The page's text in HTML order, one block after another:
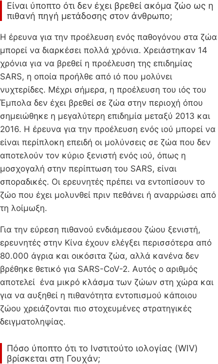
Είναι ύποπτο ότι δεν έχει βρεθεί ακόμα ζώο ως η
πιθανή πηγή μετάδοσης στον άνθρωπο;
Η έρευνα για την προέλευση ενός παθογόνου στα ζώα
μπορεί να διαρκέσει πολλά χρόνια. Χρειάστηκαν 14
χρόνια για να βρεθεί η προέλευση της επιδημίας
SARS, η οποία προήλθε από ιό που μολύνει
νυχτερίδες. Μέχρι σήμερα, η προέλευση του ιός του
Έμπολα δεν έχει βρεθεί σε ζώα στην περιοχή όπου
σημειώθηκε η μεγαλύτερη επιδημία μεταξύ 2013 και
2016. Η έρευνα για την προέλευση ενός ιού μπορεί να
είναι περίπλοκη επειδή οι μολύνσεις σε ζώα που δεν
αποτελούν τον κύριο ξενιστή ενός ιού, όπως η
μοσχογαλή στην περίπτωση του SARS, είναι
σποραδικές. Οι ερευνητές πρέπει να εντοπίσουν το
ζώο που έχει μολυνθεί πριν πεθάνει ή αναρρώσει από
τη λοίμωξη.
Για την εύρεση πιθανού ενδιάμεσου ζώου ξενιστή,
ερευνητές στην Κίνα έχουν ελέγξει περισσότερα από
80.000 άγρια και οικόσιτα ζώα, αλλά κανένα δεν
βρέθηκε θετικό για SARS-CoV-2. Αυτός ο αριθμός
αποτελεί ένα μικρό κλάσμα των ζώων στη χώρα και
για να αυξηθεί η πιθανότητα εντοπισμού κάποιου
ζώου χρειάζονται πιο στοχευμένες στρατηγικές
δειγματοληψίας.
Πόσο ύποπτο ότι το Ινστιτούτο ιολογίας (WIV)
βρίσκεται στη Γουχάν;